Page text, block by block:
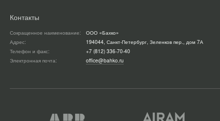
Контакты
Сокращенное наименование:
ООО «Бахко»
Адрес:
194044, Санкт-Петербург, Зеленков пер., дом 7А
Телефон и факс:
+7 (812) 336-70-40
Электронная почта:
office@bahko.ru